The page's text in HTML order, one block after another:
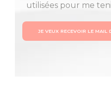
utilisées pour me
JE VEUX RECEVOIR LE MAIL